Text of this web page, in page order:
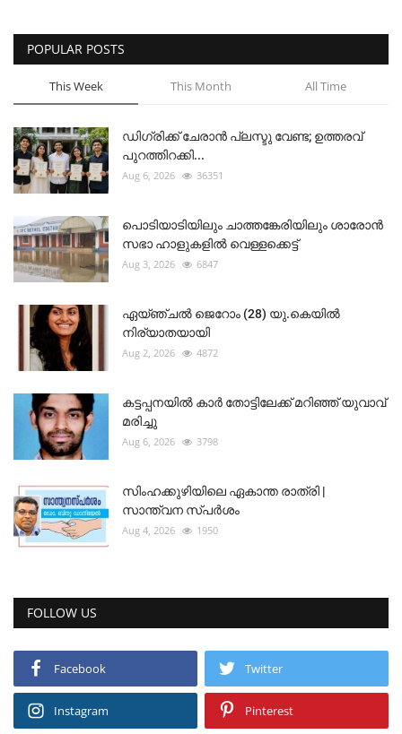
POPULAR POSTS
This Week This Month All Time
ഡിഗ്രിക്ക് ചേരാന്‍ പ്ലസ്ടു വേണ്ട; ഉത്തരവ്
പുറത്തിറക്കി...
Aug 6, 2026 36351
പൊടിയാടിയിലും ചാത്തങ്കേരിയിലും ശാരോൻ
സഭാ ഹാളുകളിൽ വെള്ളക്കെട്ട്
Aug 3, 2026 6847
ഏയ്ഞ്ചൽ ജെറോം (28) യു.കെയിൽ
നിര്യാതയായി
Aug 2, 2026 4872
കട്ടപ്പനയിൽ കാർ തോട്ടിലേക്ക് മറിഞ്ഞ് യുവാവ്
മരിച്ചു
Aug 6, 2026 3798
സിംഹക്കുഴിയിലെ ഏകാന്ത രാത്രി |
സാന്ത്വന സ്പർശം
Aug 4, 2026 1950
FOLLOW US
Facebook Twitter
Instagram Pinterest